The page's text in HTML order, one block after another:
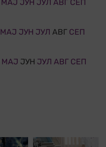
МАЈ ЈУН ЈУЛ АВГ
СЕП
МАЈ ЈУН ЈУЛ АВГ СЕП
МАЈ ЈУН ЈУЛ АВГ СЕП